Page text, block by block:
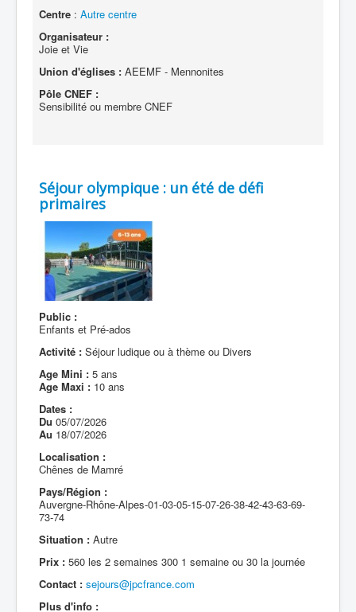
Centre : Autre centre
Organisateur :
Joie et Vie
Union d'églises : AEEMF - Mennonites
Pôle CNEF :
Sensibilité ou membre CNEF
Séjour olympique : un été de défi
primaires
Public :
Enfants et Pré-ados
Activité : Séjour ludique ou à thème ou Divers
Age Mini : 5 ans
Age Maxi : 10 ans
Dates :
Du 05/07/2026
Au 18/07/2026
Localisation :
Chênes de Mamré
Pays/Région :
Auvergne-Rhône-Alpes-01-03-05-15-07-26-38-42-43-63-69-
73-74
Situation : Autre
Prix : 560 les 2 semaines 300 1 semaine ou 30 la journée
Contact : sejours@jpcfrance.com
Plus d'info :